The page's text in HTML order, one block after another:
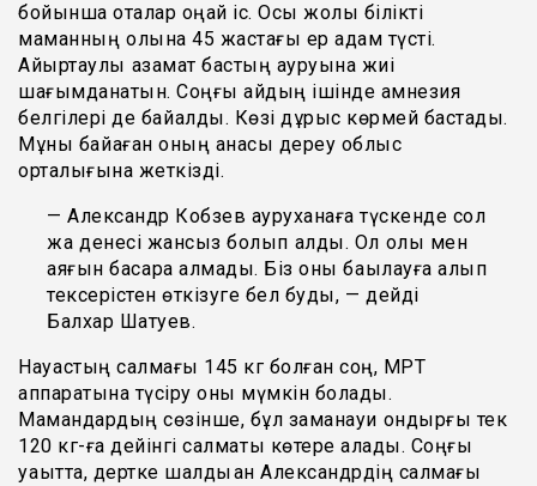
бойынша оталар оңай іс. Осы жолы білікті
маманның қолына 45 жастағы ер адам түсті.
Айыртаулық азамат бастың ауруына жиі
шағымданатын. Соңғы айдың ішінде амнезия
белгілері де байқалды. Көзі дұрыс көрмей бастады.
Мұны байқаған оның анасы дереу облыс
орталығына жеткізді.
— Александр Кобзев ауруханаға түскенде сол
жақ денесі жансыз болып қалды. Ол қолы мен
аяғын басқара алмады. Біз оны бақылауға алып
тексерістен өткізуге бел будық, — дейді
Балхар Шатуев.
Науқастың салмағы 145 кг болған соң, МРТ
аппаратына түсіру оны мүмкін болады.
Мамандардың сөзінше, бұл заманауи қондырғы тек
120 кг-ға дейінгі салмақты көтере алады. Соңғы
уақытта, дертке шалдыққан Александрдің салмағы